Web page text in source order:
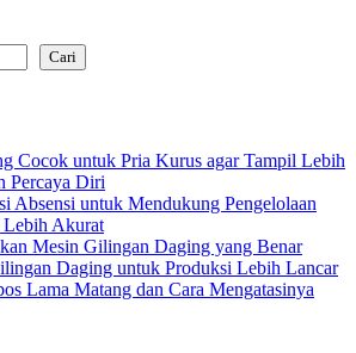
Cari
Cocok untuk Pria Kurus agar Tampil Lebih
Percaya Diri
Absensi untuk Mendukung Pengelolaan
Lebih Akurat
Mesin Gilingan Daging yang Benar
Daging untuk Produksi Lebih Lancar
Lama Matang dan Cara Mengatasinya